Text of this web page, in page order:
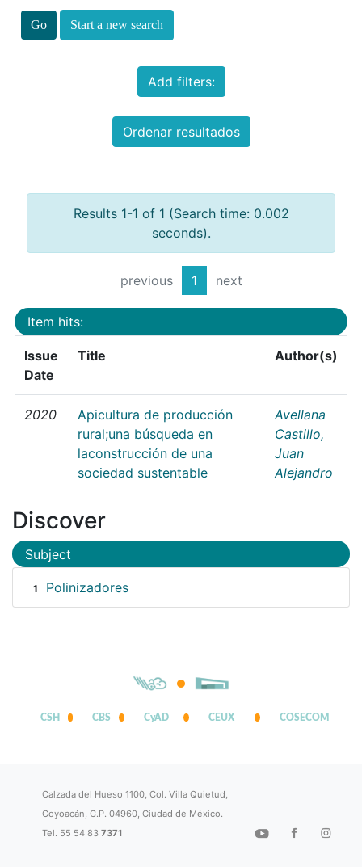
Start a new search
Add filters:
Ordenar resultados
Results 1-1 of 1 (Search time: 0.002
seconds).
previous 1 next
Item hits:
Issue
Date
Title Author(s)
2020
Apicultura de producción
rural;una búsqueda en
laconstrucción de una
sociedad sustentable
Avellana
Castillo,
Juan
Alejandro
Discover
Subject
1 Polinizadores
CSH CBS CyAD CEUX COSECOM
Calzada del Hueso 1100, Col. Villa Quietud,
Coyoacán, C.P. 04960, Ciudad de México.
Tel. 55 54 837371